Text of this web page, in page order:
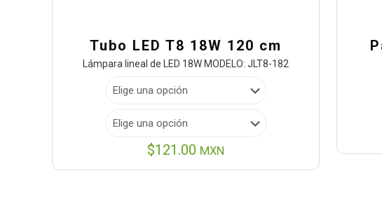
Tubo LED T8 18W 120 cm
Lámpara lineal de LED 18W MODELO: JLT8-182
$121.00 MXN